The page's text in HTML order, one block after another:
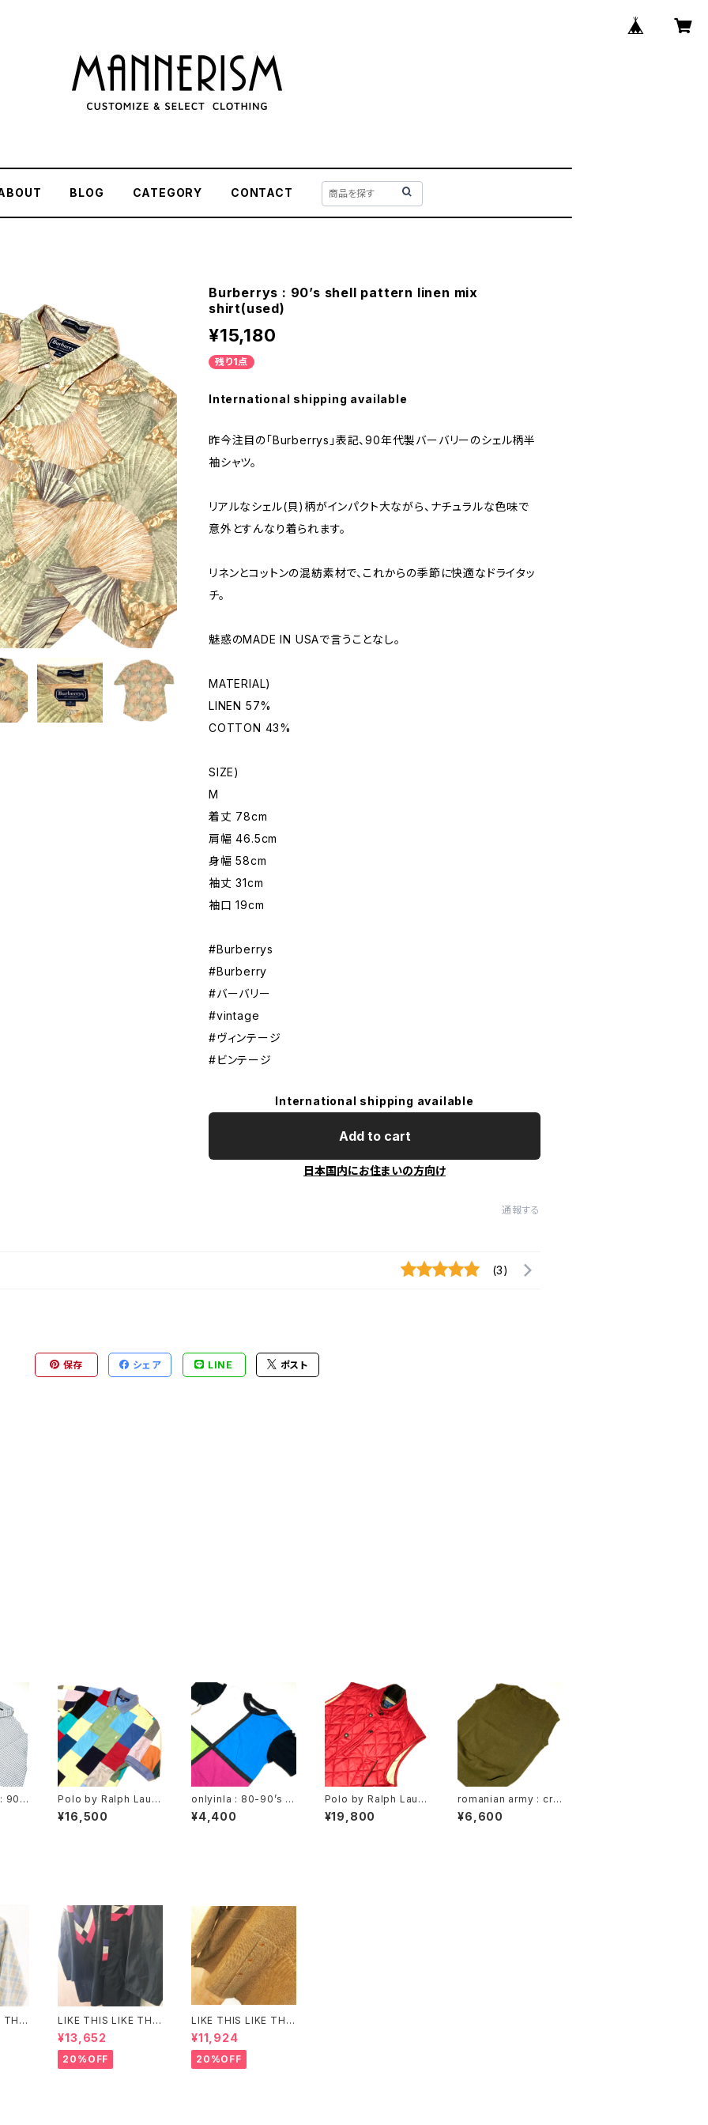
BLOG CATEGORY CONTACT
Burberrys : 90’s shell pattern linen mix
shirt(used)
¥15,180
残り1点
International shipping available
昨今注目の「Burberrys」表記、90年代製バーバリーのシェル柄半
袖シャツ。
リアルなシェル(貝)柄がインパクト大ながら、ナチュラルな色味で
意外とすんなり着られます。
リネンとコットンの混紡素材で、これからの季節に快適なドライタッ
チ。
魅惑のMADE IN USAで言うことなし。
MATERIAL)
LINEN 57%
COTTON 43%
SIZE)
M
着丈 78cm
肩幅 46.5cm
身幅 58cm
袖丈 31cm
袖口 19cm
#Burberrys
#Burberry
#バーバリー
#vintage
#ヴィンテージ
#ビンテージ
International shipping available
Add to cart
日本国内にお住まいの方向け
通報する
(3)
保存 シェア LINE ポスト
: 90-
Polo by Ralph Laure
n : patchwork polo
shirt(used)
¥16,500
onlyinla : 80-90’s M
ondrian pattern Tee
(used)
¥4,400
Polo by Ralph Laure
n : quilting riders ve
st (used)
¥19,800
romanian army : cre
w neck knit vest[A]
(used)
¥6,600
THA
LIKE THIS LIKE THA
T : adidas jogtop
「HAORI」 (remake)
¥13,652
20%OFF
LIKE THIS LIKE THA
T: Polo by Ralph La
uren twist tweed sh
irt (remake)
¥11,924
20%OFF